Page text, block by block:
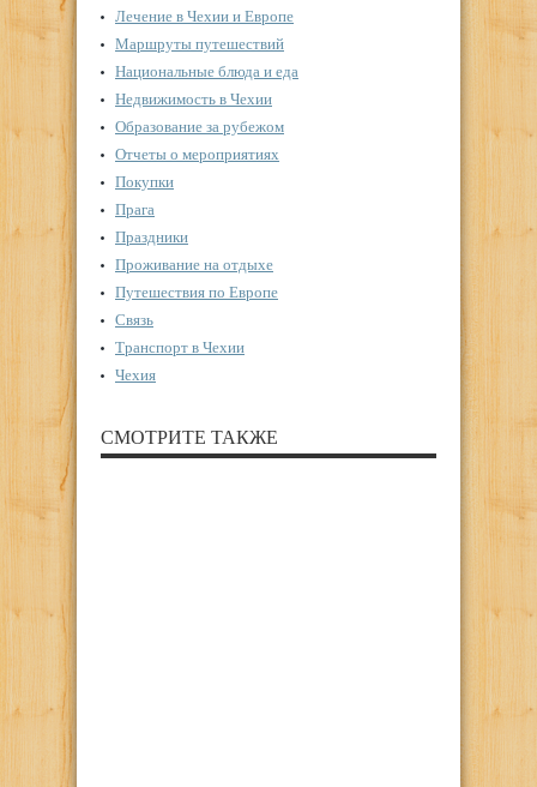
Лечение в Чехии и Европе
Маршруты путешествий
Национальные блюда и еда
Недвижимость в Чехии
Образование за рубежом
Отчеты о мероприятиях
Покупки
Прага
Праздники
Проживание на отдыхе
Путешествия по Европе
Связь
Транспорт в Чехии
Чехия
СМОТРИТЕ ТАКЖЕ